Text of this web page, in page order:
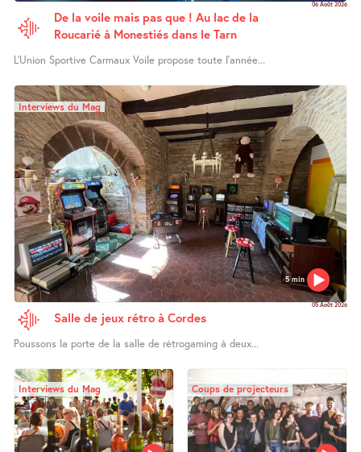
06 Août 2026
De la voile mais pas que ! Au lac de la
Roucarié à Monestiés dans le Tarn
L’Union Sportive Carmaux Voile propose toute l’année...
5 min
Interviews du Mag
05 Août 2026
Salle de jeux rétro à Cordes
Poussons la porte de la salle de rétrogaming à deux...
Interviews du Mag Coups de projecteurs